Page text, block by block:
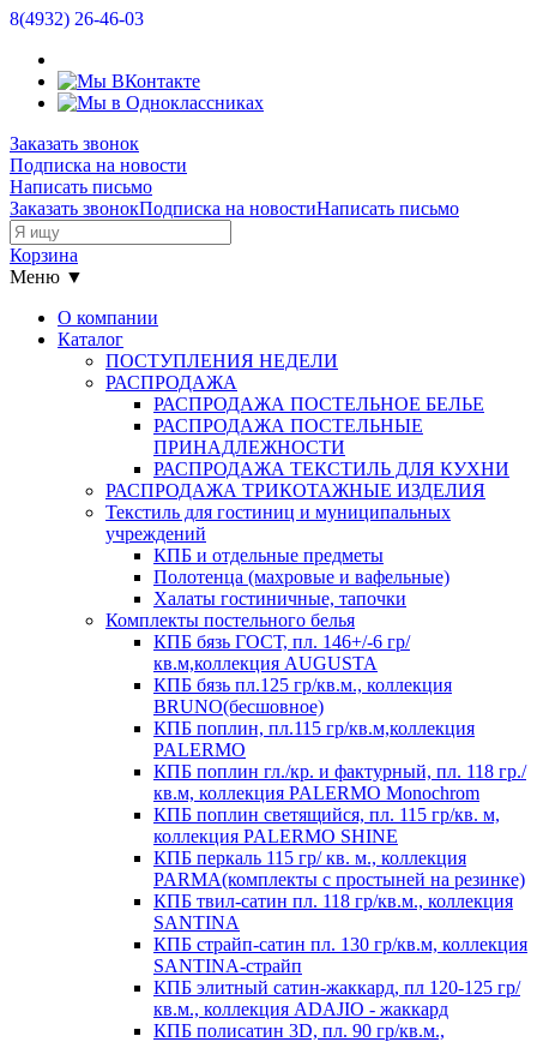
8(4932) 26-46-03
Заказать звонок
Подписка на новости
Написать письмо
Заказать звонокПодписка на новостиНаписать письмо
Корзина
Меню ▼
О компании
Каталог
ПОСТУПЛЕНИЯ НЕДЕЛИ
РАСПРОДАЖА
РАСПРОДАЖА ПОСТЕЛЬНОЕ БЕЛЬЕ
РАСПРОДАЖА ПОСТЕЛЬНЫЕ
ПРИНАДЛЕЖНОСТИ
РАСПРОДАЖА ТЕКСТИЛЬ ДЛЯ КУХНИ
РАСПРОДАЖА ТРИКОТАЖНЫЕ ИЗДЕЛИЯ
Текстиль для гостиниц и муниципальных
учреждений
КПБ и отдельные предметы
Полотенца (махровые и вафельные)
Халаты гостиничные, тапочки
Комплекты постельного белья
КПБ бязь ГОСТ, пл. 146+/-6 гр/
кв.м,коллекция AUGUSTA
КПБ бязь пл.125 гр/кв.м., коллекция
BRUNO(бесшовное)
КПБ поплин, пл.115 гр/кв.м,коллекция
PALERMO
КПБ поплин гл./кр. и фактурный, пл. 118 гр./
кв.м, коллекция PALERMO Monochrom
КПБ поплин светящийся, пл. 115 гр/кв. м,
коллекция PALERMO SHINE
КПБ перкаль 115 гр/ кв. м., коллекция
PARMA(комплекты с простыней на резинке)
КПБ твил-сатин пл. 118 гр/кв.м., коллекция
SANTINA
КПБ страйп-сатин пл. 130 гр/кв.м, коллекция
SANTINA-страйп
КПБ элитный сатин-жаккард, пл 120-125 гр/
кв.м., коллекция ADAJIO - жаккард
КПБ полисатин 3D, пл. 90 гр/кв.м.,